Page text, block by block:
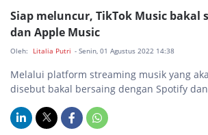
Siap meluncur, TikTok Music bakal
dan Apple Music
Oleh: Litalia Putri - Senin, 01 Agustus 2022 14:38
Melalui platform streaming musik yang
disebut bakal bersaing dengan Spotify